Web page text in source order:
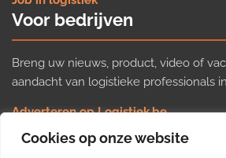
Cookies op onze website
Voor bedrijven
Breng uw nieuws, product, video of
aandacht van logistieke professionals
Adverteren op Logistiek.be
Nieuws insturen
Uw video op Logistiek.TV